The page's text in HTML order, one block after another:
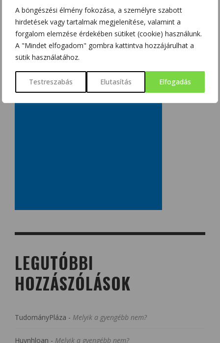
A böngészési élmény fokozása, a személyre szabott
hirdetések vagy tartalmak megjelenítése, valamint a
forgalom elemzése érdekében sütiket (cookie) használunk.
A "Mindet elfogadom" gombra kattintva hozzájárulhat a
sütik használatához.
Testreszabás Elutasítás Elfogadás
LEGUTÓBBI
HOZZÁSZÓLÁSOK
TudományPláza - Melyik a gyengébb nem?
Huynhloan - Melyik a gyengébb nem?